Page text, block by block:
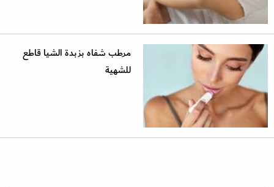
مرطب شفاه بزبدة الشيا قاطع
للشهية